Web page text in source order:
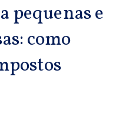
pequenas e
como